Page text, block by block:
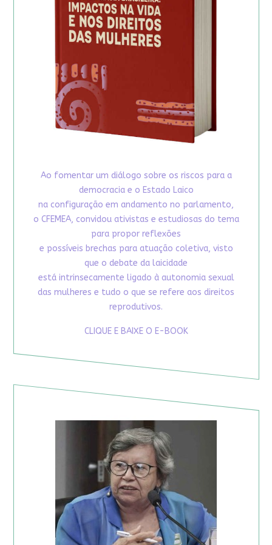
Ao fomentar um diálogo sobre os riscos para a
democracia e o Estado Laico
na configuração em andamento no parlamento,
o CFEMEA, convidou ativistas e estudiosas do tema
para propor reflexões
e possíveis brechas para atuação coletiva, visto
que o debate da laicidade
está intrinsecamente ligado à autonomia sexual
das mulheres e tudo o que se refere aos direitos
reprodutivos.
CLIQUE E BAIXE O E-BOOK